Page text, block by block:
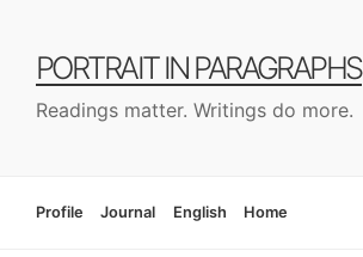
PORTRAIT IN PARAGRAPHS
Readings matter. Writings do more.
Profile Journal English Home